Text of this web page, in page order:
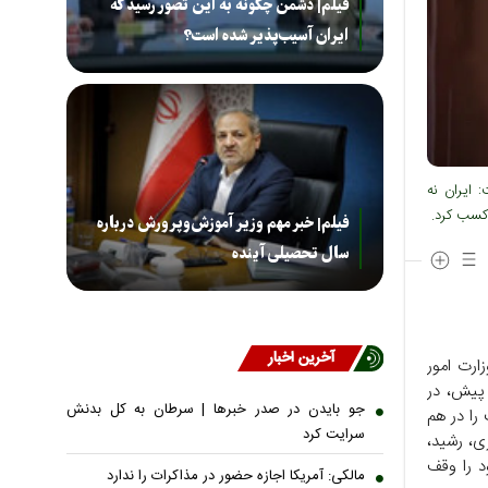
و همزمان با سالگرد جنگ ۱۲ روزه گفت: ایران نه
کرد.
امور
کرد: یک سال پیش، در
در هم
رشید،
را وقف
فیلم| دشمن چگونه به این تصور رسید که
ایران آسیب‌پذیر شده است؟
فیلم| خبر مهم وزیر آموزش‌وپرورش درباره
سال تحصیلی آینده
آخرین اخبار
جو بایدن در صدر خبر‌ها | سرطان به کل بدنش
سرایت کرد
مالکی: آمریکا اجازه حضور در مذاکرات را ندارد